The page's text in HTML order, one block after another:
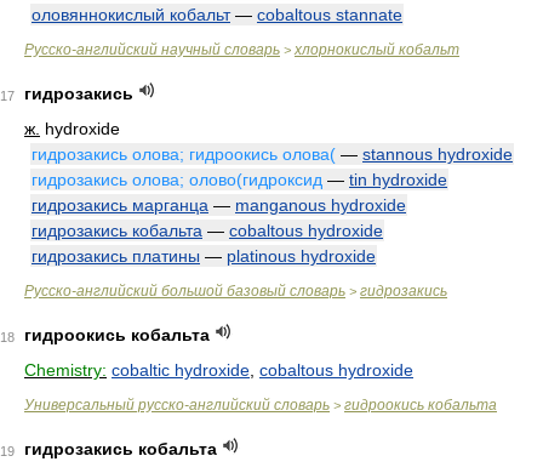
оловяннокислый кобальт— cobaltous stannate
Русско-английский научный словарь > хлорнокислый кобальт
17
гидрозакись
ж. hydroxide
гидрозакись олова; гидроокись олова( — stannous hydroxide
гидрозакись олова; олово(гидроксид — tin hydroxide
гидрозакись марганца — manganous hydroxide
гидрозакись кобальта — cobaltous hydroxide
гидрозакись платины — platinous hydroxide
Русско-английский большой базовый словарь > гидрозакись
18
гидроокись кобальта
Chemistry: cobaltic hydroxide cobaltous hydroxide
Универсальный русско-английский словарь > гидроокись кобальта
19
гидрозакись кобальта